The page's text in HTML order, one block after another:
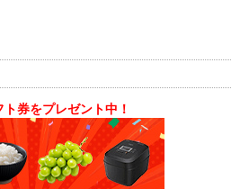
券をプレゼント中！